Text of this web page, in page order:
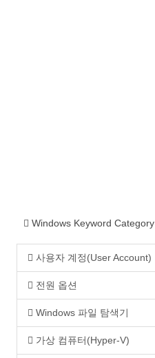
Windows Keyword Category
사용자 계정(User Account)
전원 옵션
Windows 파일 탐색기
가상 컴퓨터(Hyper-V)